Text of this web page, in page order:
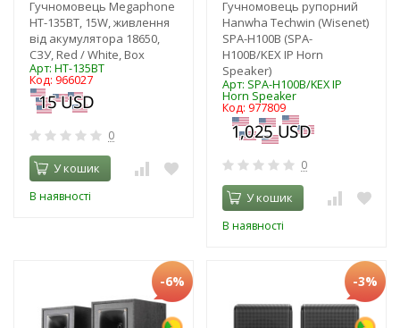
Гучномовець Megaphone
HT-135BT, 15W, живлення
від акумулятора 18650,
СЗУ, Red / White, Box
Арт: HT-135BT
Код: 966027
0
У кошик
В наявності
Гучномовець рупорний
Hanwha Techwin (Wisenet)
SPA-H100B (SPA-
H100B/KEX IP Horn
Speaker)
Арт: SPA-H100B/KEX IP
Horn Speaker
Код: 977809
0
У кошик
В наявності
-6% -3%